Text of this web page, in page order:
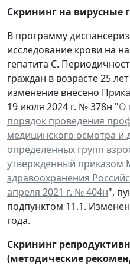
Скрининг на вирусные
В программу
исследование крови на
гепатита С.
граждан в возрасте 25
изменение внесено
19 июля 2024 г. № 378н "О
порядок проведения
медицинского осмотра и
определенных групп
утвержденный приказом
здравоохранения
апреля 2021 г. № 404н",
подпунктом 11.1.
года.
Скрининг
(методические